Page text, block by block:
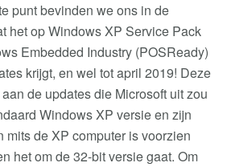
punt bevinden we ons in de
het op Windows XP Service Pack
Embedded Industry (POSReady)
krijgt, en wel tot april 2019! Deze
de updates die Microsoft uit zou
Windows XP versie en zijn
mits de XP computer is voorzien
het om de 32-bit versie gaat. Om